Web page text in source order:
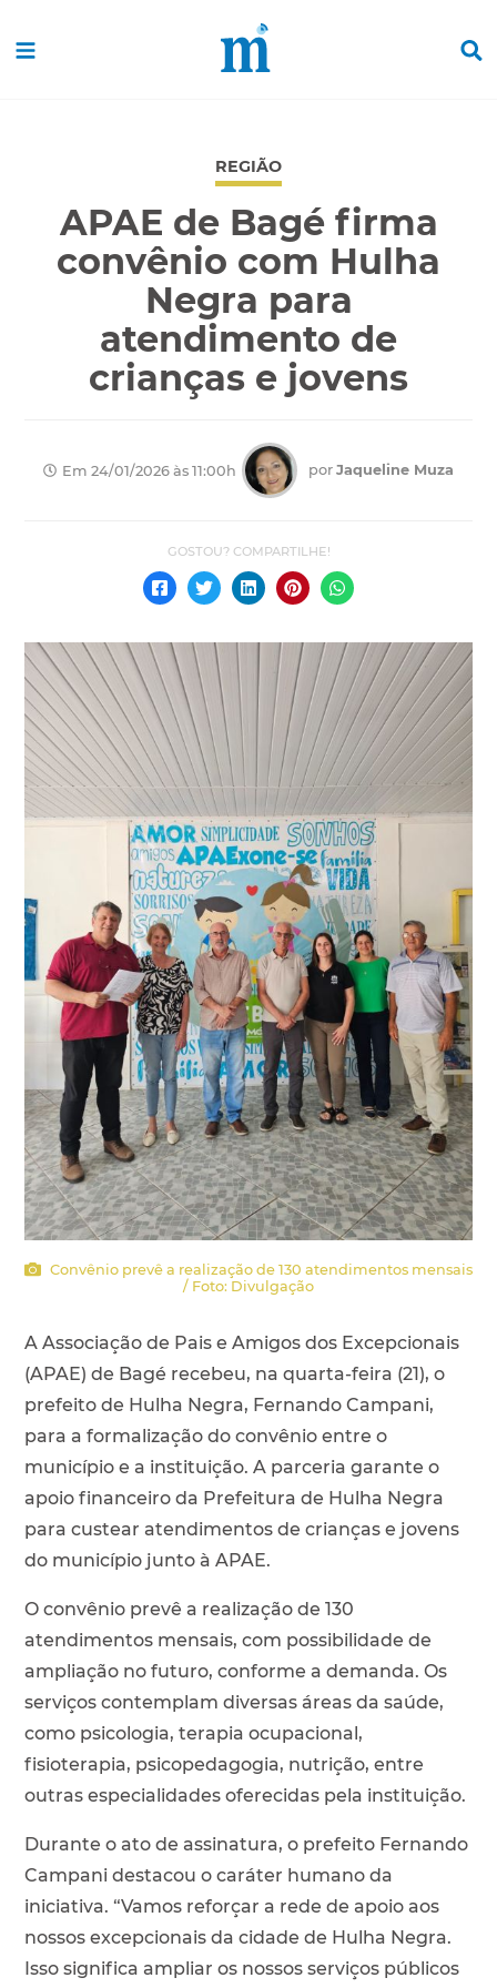
REGIÃO
APAE de Bagé firma
convênio com Hulha
Negra para
atendimento de
crianças e jovens
Em 24/01/2026 às 11:00h porJaqueline Muza
Convênio prevê a realização de 130 atendimentos mensais
/ Foto: Divulgação
A Associação de Pais e Amigos dos Excepcionais
(APAE) de Bagé recebeu, na quarta-feira (21), o
prefeito de Hulha Negra, Fernando Campani,
para a formalização do convênio entre o
município e a instituição. A parceria garante o
apoio financeiro da Prefeitura de Hulha Negra
para custear atendimentos de crianças e jovens
do município junto à APAE.
O convênio prevê a realização de 130
atendimentos mensais, com possibilidade de
ampliação no futuro, conforme a demanda. Os
serviços contemplam diversas áreas da saúde,
como psicologia, terapia ocupacional,
fisioterapia, psicopedagogia, nutrição, entre
outras especialidades oferecidas pela instituição.
Durante o ato de assinatura, o prefeito Fernando
Campani destacou o caráter humano da
iniciativa. “Vamos reforçar a rede de apoio aos
nossos excepcionais da cidade de Hulha Negra.
Isso significa ampliar os nossos serviços públicos